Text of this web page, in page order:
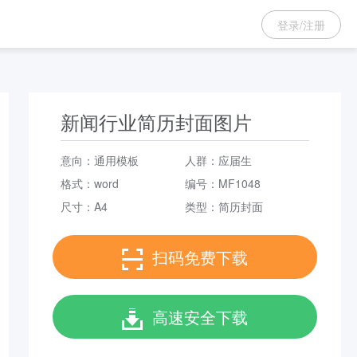
登录/注册
新闻行业简历封面图片
意向：通用模板 人群： 应届生
格式：word
编号：MF1048
尺寸：A4
类型：简历封面
扫码免费下载
高速安全下载